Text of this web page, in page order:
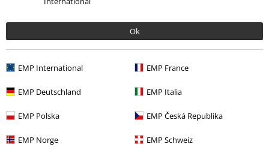
Ok
EMP International EMP France
EMP Deutschland EMP Italia
EMP Polska EMP Česká Republika
EMP Norge EMP Schweiz